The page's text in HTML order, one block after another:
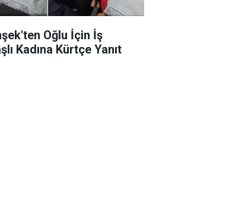
Oğlu İçin İş
Kadına Kürtçe Yanıt